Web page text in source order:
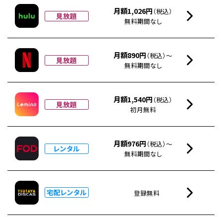
見放題 月額1,026円 （税込）
無料期間なし
見放題 月額890円 （税込）～
無料期間なし
見放題 月額1,540円 （税込）
初月無料
レンタル 月額976円 （税込）～
無料期間なし
宅配レンタル 登録無料